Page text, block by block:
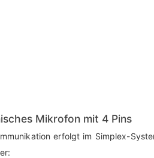
Mikrofon mit 4 Pins
erfolgt im Simplex-